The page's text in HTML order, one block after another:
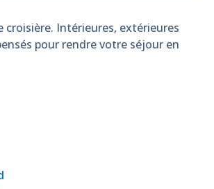
Intérieures, extérieures
pour rendre votre séjour en